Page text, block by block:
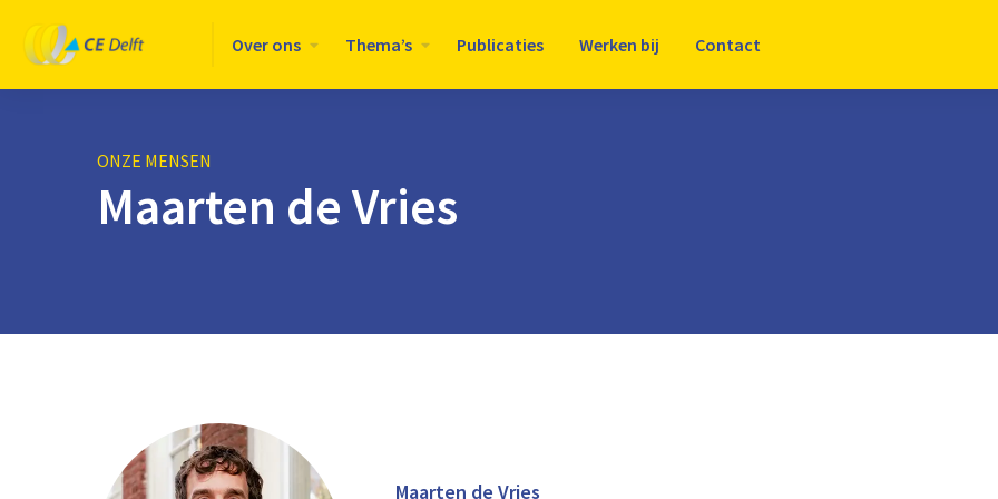
Logo
CE
Delft
Over ons Thema’s Publicaties Werken bij Contact
ONZE MENSEN
Maarten de Vries
Maarten de Vries